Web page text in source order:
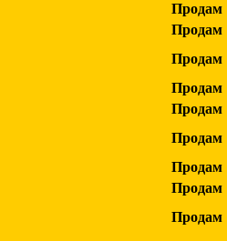
Продам
Продам
Продам
Продам
Продам
Продам
Продам
Продам
Продам